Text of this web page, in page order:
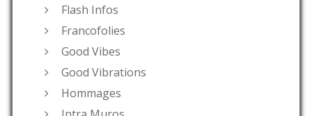
Flash Infos
Francofolies
Good Vibes
Good Vibrations
Hommages